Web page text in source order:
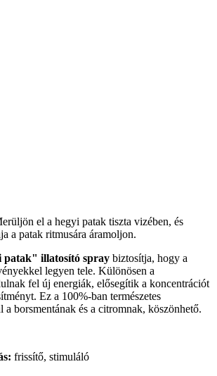
el a hegyi patak tiszta vizében, és
a patak ritmusára áramoljon.
patak" illatosító spray biztosítja, hogy a
legyen tele. Különösen a
fel új energiák, elősegítik a koncentrációt
Ez a 100%-ban természetes
borsmentának és a citromnak, köszönhető.
frissítő, stimuláló